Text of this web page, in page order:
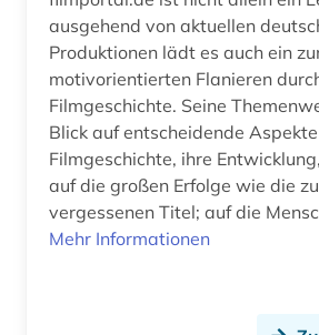
ausgehend von aktuellen
Produktionen lädt es auch ein
motivorientierten Flanieren
Filmgeschichte. Seine
Blick auf entscheidende
Filmgeschichte, ihre
auf die großen Erfolge wie die
vergessenen Titel; auf die
Mehr Informationen